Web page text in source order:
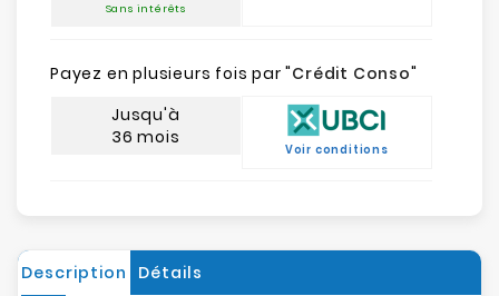
Sans intérêts
Payez en plusieurs fois par "Crédit Conso"
Jusqu'à
36 mois
Voir conditions
Description Détails